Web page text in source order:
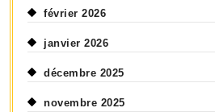
février 2026
janvier 2026
décembre 2025
novembre 2025